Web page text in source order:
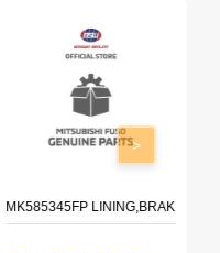
SIDE
MK585345FP LINING,BRAKE
>